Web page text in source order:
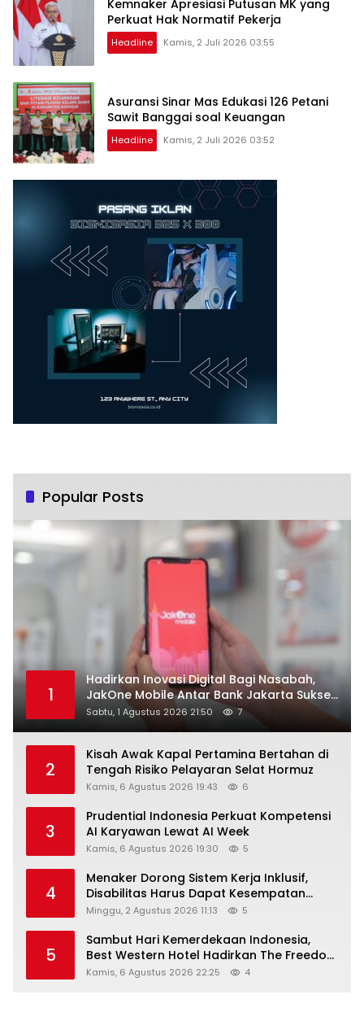
Kemnaker Apresiasi Putusan MK yang
Perkuat Hak Normatif Pekerja
Headline Kamis, 2 Juli 2026 03:55
Asuransi Sinar Mas Edukasi 126 Petani
Sawit Banggai soal Keuangan
Headline Kamis, 2 Juli 2026 03:52
Popular Posts
1
Hadirkan Inovasi Digital Bagi Nasabah,
JakOne Mobile Antar Bank Jakarta Sukses
Raih Digital Excellence Awards 2026
Sabtu, 1 Agustus 2026 21:50 7
2
Kisah Awak Kapal Pertamina Bertahan di
Tengah Risiko Pelayaran Selat Hormuz
Kamis, 6 Agustus 2026 19:43 6
3
Prudential Indonesia Perkuat Kompetensi
AI Karyawan Lewat AI Week
Kamis, 6 Agustus 2026 19:30 5
4
Menaker Dorong Sistem Kerja Inklusif,
Disabilitas Harus Dapat Kesempatan
Setara
Minggu, 2 Agustus 2026 11:13 5
5
Sambut Hari Kemerdekaan Indonesia,
Best Western Hotel Hadirkan The Freedom
Stay Diskon Hingga 45%
Kamis, 6 Agustus 2026 22:25 4